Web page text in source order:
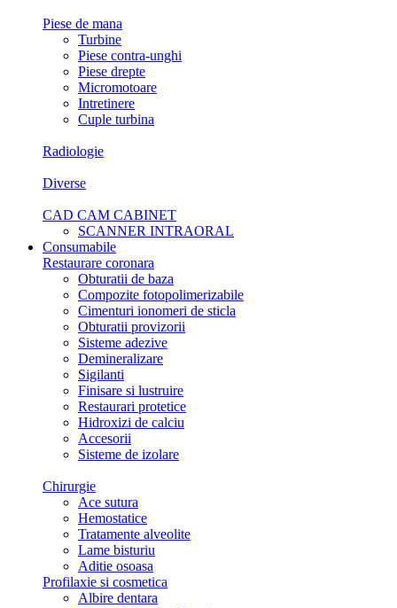
Piese de mana
Turbine
Piese contra-unghi
Piese drepte
Micromotoare
Intretinere
Cuple turbina
Radiologie
Diverse
CAD CAM CABINET
SCANNER INTRAORAL
Consumabile
Restaurare coronara
Obturatii de baza
Compozite fotopolimerizabile
Cimenturi ionomeri de sticla
Obturatii provizorii
Sisteme adezive
Demineralizare
Sigilanti
Finisare si lustruire
Restaurari protetice
Hidroxizi de calciu
Accesorii
Sisteme de izolare
Chirurgie
Ace sutura
Hemostatice
Tratamente alveolite
Lame bisturiu
Aditie osoasa
Profilaxie si cosmetica
Albire dentara